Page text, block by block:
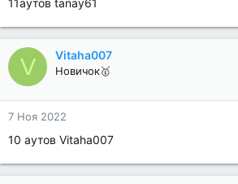
11аутов tanay61
V Vitaha007
Новичок🥇
7 Ноя 2022
10 аутов Vitaha007